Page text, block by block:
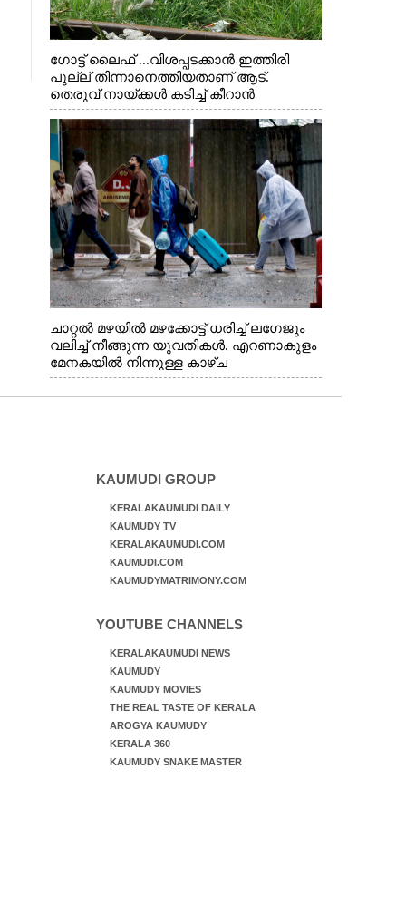
ഗോട്ട് ലൈഫ് ...വിശപ്പടക്കാൻ ഇത്തിരി
പുല്ല് തിന്നാനെത്തിയതാണ് ആട്.
തെരുവ് നായ്ക്കൾ കടിച്ച് കീറാൻ
വന്നതോടെ വയറിന്റെ ആന്തൽ മറന്ന്
ജീവന് വേണ്ടിയായി ഓട്ടം. എറണാകുളം
വാത്തുരുത്തിയിൽ നിന്നുള്ള കാഴ്ച
ചാറ്റൽ മഴയിൽ മഴക്കോട്ട് ധരിച്ച് ലഗേജും
വലിച്ച് നീങ്ങുന്ന യുവതികൾ. എറണാകുളം
മേനകയിൽ നിന്നുള്ള കാഴ്ച
KAUMUDI GROUP
KERALAKAUMUDI DAILY
KAUMUDY TV
KERALAKAUMUDI.COM
KAUMUDI.COM
KAUMUDYMATRIMONY.COM
YOUTUBE CHANNELS
KERALAKAUMUDI NEWS
KAUMUDY
KAUMUDY MOVIES
THE REAL TASTE OF KERALA
AROGYA KAUMUDY
KERALA 360
KAUMUDY SNAKE MASTER